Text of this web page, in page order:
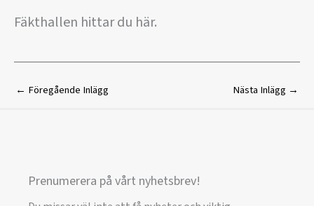
Fäkthallen hittar du här.
← Föregående Inlägg Nästa Inlägg →
Prenumerera på vårt nyhetsbrev!